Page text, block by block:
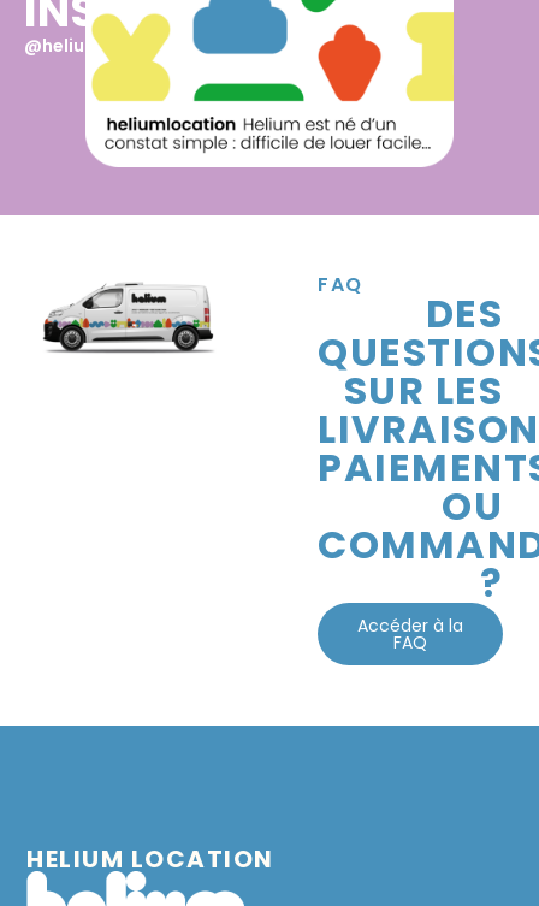
@heliumfrance
FAQ
DES
SUR LES
OU
?
Accéder à la
FAQ
HELIUM LOCATION